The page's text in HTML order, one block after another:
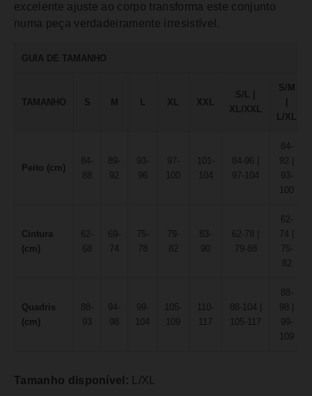
excelente ajuste ao corpo transforma este conjunto
numa peça verdadeiramente irresistível.
GUIA DE TAMANHO
TAMANHO S M L XL XXL
S/L |
XL/XXL
S/M
L/XL
Peito (cm)
84-
88
89-
92
93-
96
97-
100
101-
104
84-96 |
97-104
84-
92 |
93-
100
Cintura
(cm)
62-
68
69-
74
75-
78
79-
82
83-
90
62-78 |
79-88
62-
74 |
75-
82
Quadris
(cm)
88-
93
94-
98
99-
104
105-
109
110-
117
88-104 |
105-117
88-
98 |
99-
109
Tamanho disponível: L/XL